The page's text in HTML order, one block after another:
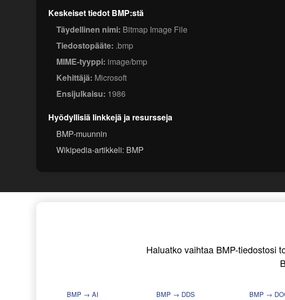
Keskeiset tiedot BMP:stä
Täydellinen nimi: Bitmap Image File
Tiedostopääte: .bmp
MIME-tyyppi: image/bmp
Kehittäjä: Microsoft
Ensijulkaisu: 1986
Hyödyllisiä linkkejä ja resursseja
BMP-muunnin
Wikipedia-artikkeli: BMP
Haluatko vaihtaa BMP-tiedostosi
BMP → AI BMP → DDS BMP →